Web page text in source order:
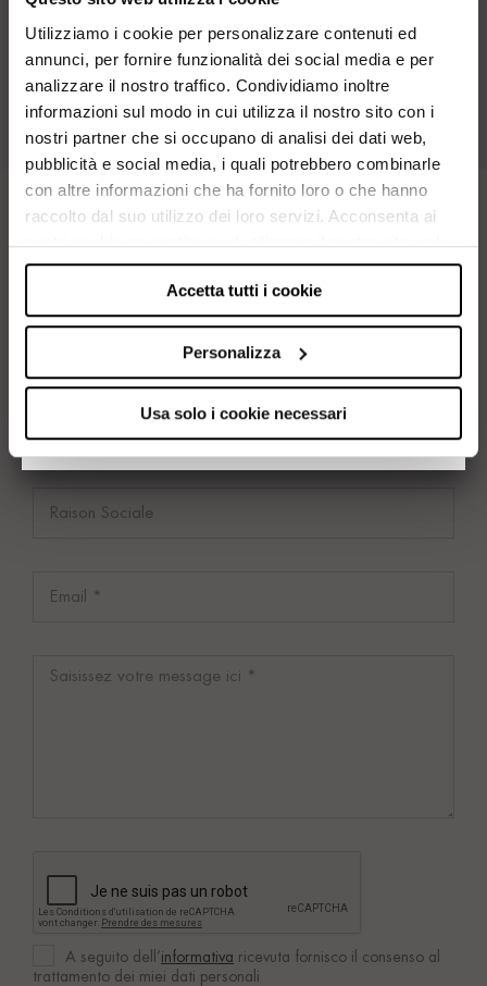
Utilizziamo i cookie per personalizzare contenuti ed
annunci, per fornire funzionalità dei social media e per
analizzare il nostro traffico. Condividiamo inoltre
informazioni sul modo in cui utilizza il nostro sito con i
nostri partner che si occupano di analisi dei dati web,
pubblicità e social media, i quali potrebbero combinarle
con altre informazioni che ha fornito loro o che hanno
raccolto dal suo utilizzo dei loro servizi. Acconsenta ai
nostri cookie se continua ad utilizzare il nostro sito web.
Accetta tutti i cookie
Personalizza
Usa solo i cookie necessari
coordonnables entre eux.
Pour un look complet.
A seguito dell’informativa ricevuta fornisco il consenso al
trattamento dei miei dati personali